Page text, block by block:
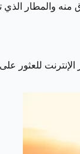
والمطار الذي
للعثور